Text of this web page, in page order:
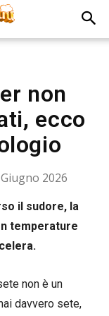
non
ecco
2026
il sudore, la
temperature
non è un
davvero sete,